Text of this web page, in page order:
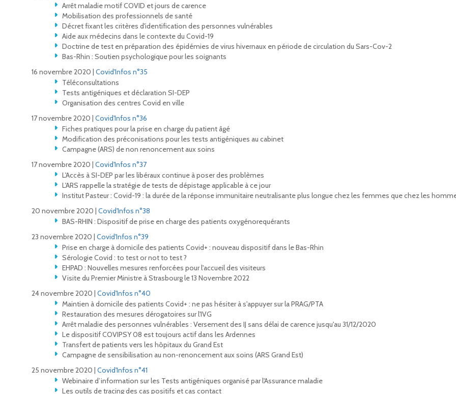
Arrêt maladie motif COVID et jours de carence
Mobilisation des professionnels de santé
Décret fixant les critères d'identification des personnes vulnérables
Aide aux médecins dans le contexte du Covid-19
Doctrine de test en préparation des épidémies de virus hivernaux en période de circulation du Sars-Cov-2
Bas-Rhin : Soutien psychologique pour les soignants
16 novembre 2020 | Covid'Infos n°35
Téléconsultations
Tests antigéniques et déclaration SI-DEP
Organisation des centres Covid en ville
17 novembre 2020 | Covid'Infos n°36
Fiches pratiques pour la prise en charge du patient âgé
Modification des préconisations pour les tests antigéniques au cabinet
Campagne (ARS) de non renoncement aux soins
17 novembre 2020 | Covid'Infos n°37
L'Accès à SI-DEP par les libéraux continue à poser des problèmes
L'ARS rappelle la stratégie de tests de dépistage applicable à ce jour
Institut Pasteur : Covid-19 : la durée de la réponse immunitaire neutralisante plus longue chez les femmes que chez les
20 novembre 2020 | Covid'Infos n°38
BAS-RHIN : Dispositif de prise en charge des patients oxygénorequérants
23 novembre 2020 | Covid'Infos n°39
Prise en charge à domicile des patients Covid+ : nouveau dispositif dans le Bas-Rhin
Sérologie Covid : to test or not to test ?
EHPAD : Nouvelles mesures renforcées pour l'accueil des visiteurs
Visite du Premier Ministre à Strasbourg le 13 Novembre 2022
24 novembre 2020 | Covid'Infos n°40
Maintien à domicile des patients Covid+ : ne pas hésiter à s'appuyer sur la PRAG/PTA
Restauration des mesures dérogatoires sur l'IVG
Arrêt maladie des personnes vulnérables : Versement des IJ sans délai de carence jusqu'au 31/12/2020
Le dispositif COVIPSY 08 est toujours actif dans les Ardennes
Transfert de patients vers les hôpitaux du Grand Est
Campagne de sensibilisation au non-renoncement aux soins (ARS Grand Est)
25 novembre 2020 | Covid'Infos n°41
Webinaire d’information sur les Tests antigéniques organisé par l'Assurance maladie
Les outils de tracing des cas positifs et cas contact